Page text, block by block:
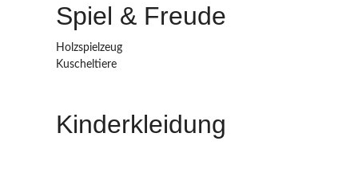
Spiel & Freude
Holzspielzeug
Kuscheltiere
Kinderkleidung